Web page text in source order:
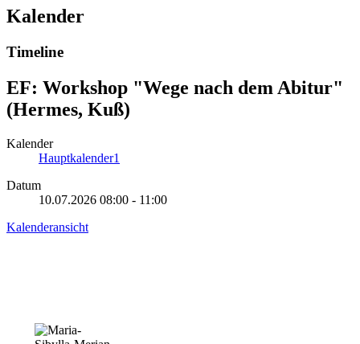
Kalender
Timeline
EF: Workshop "Wege nach dem Abitur"
(Hermes, Kuß)
Kalender
Hauptkalender1
Datum
10.07.2026 08:00 - 11:00
Kalenderansicht